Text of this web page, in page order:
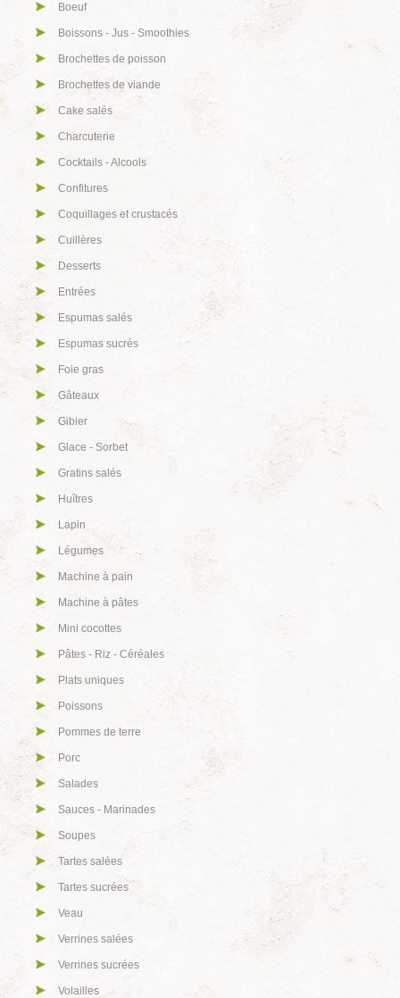
Boeuf
Boissons - Jus - Smoothies
Brochettes de poisson
Brochettes de viande
Cake salés
Charcuterie
Cocktails - Alcools
Confitures
Coquillages et crustacés
Cuillères
Desserts
Entrées
Espumas salés
Espumas sucrés
Foie gras
Gâteaux
Gibier
Glace - Sorbet
Gratins salés
Huîtres
Lapin
Légumes
Machine à pain
Machine à pâtes
Mini cocottes
Pâtes - Riz - Céréales
Plats uniques
Poissons
Pommes de terre
Porc
Salades
Sauces - Marinades
Soupes
Tartes salées
Tartes sucrées
Veau
Verrines salées
Verrines sucrées
Volailles